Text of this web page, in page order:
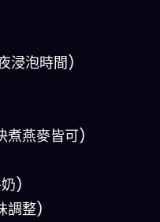
浸泡時間)
煮燕麥皆可)
)
調整)